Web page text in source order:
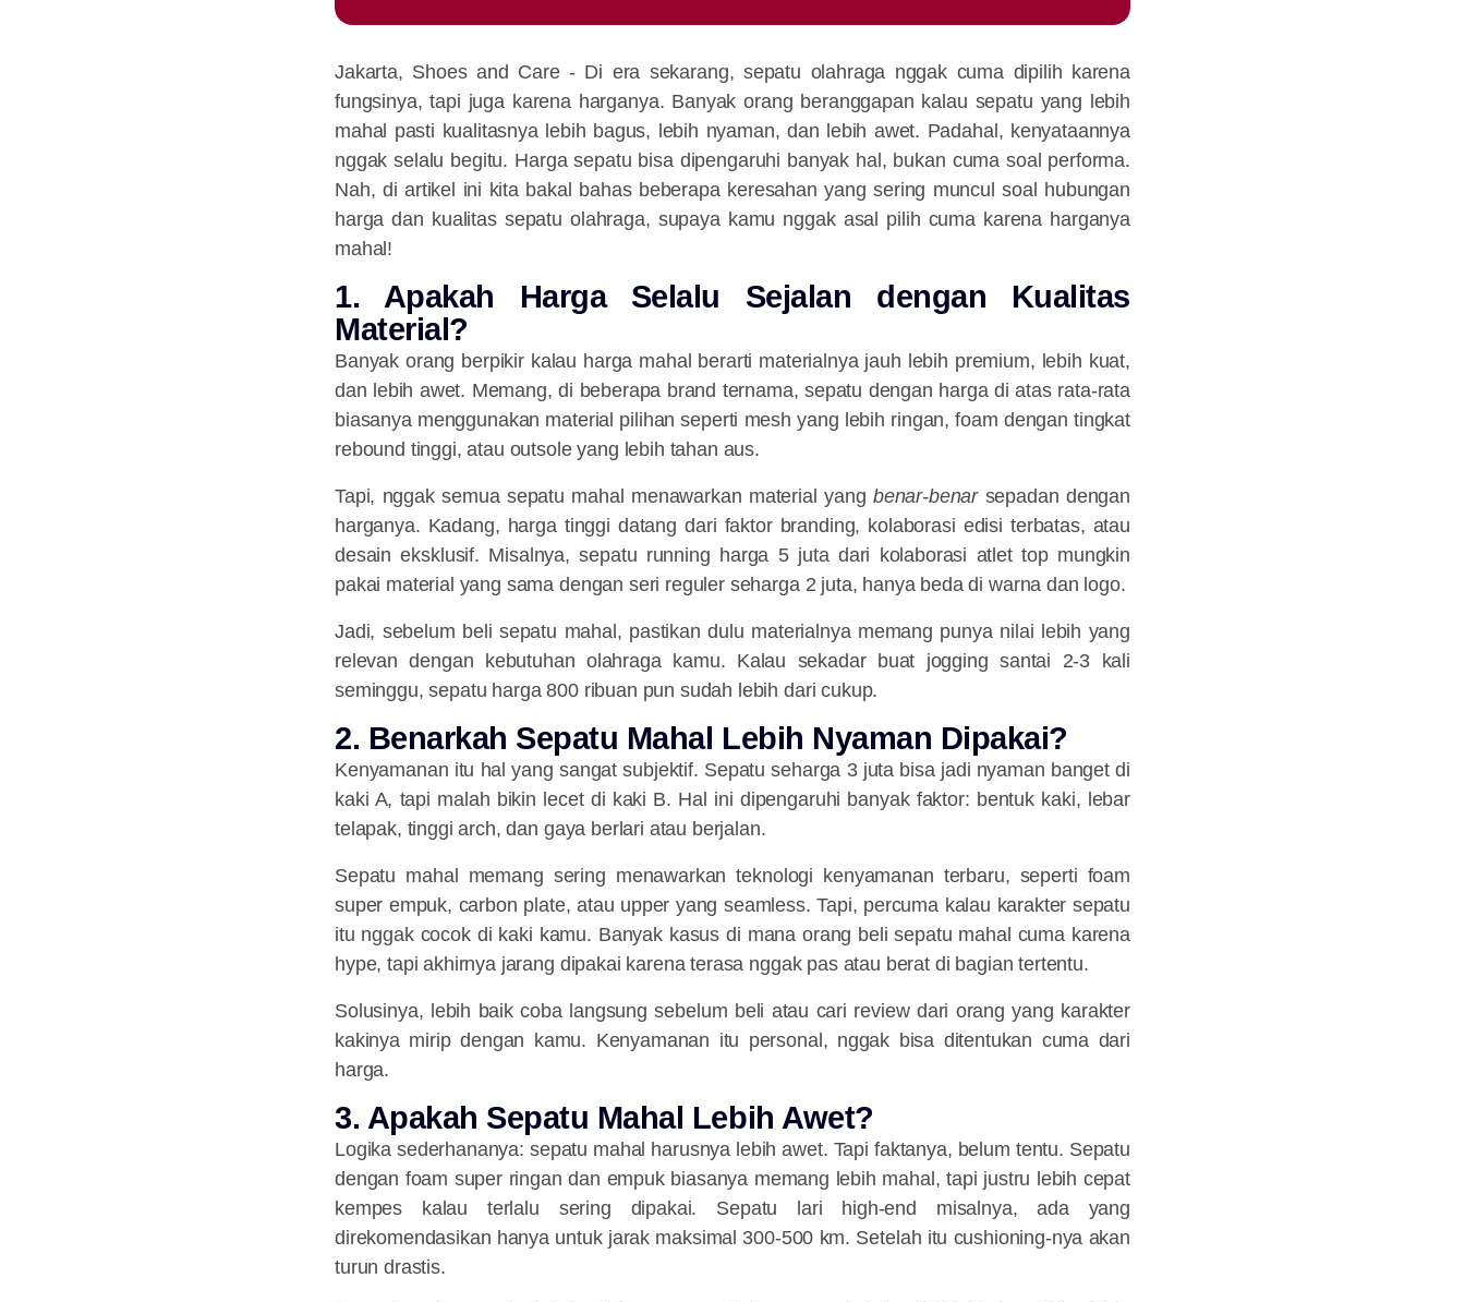
Jakarta, Shoes and Care - Di era sekarang, sepatu olahraga nggak cuma dipilih karena
fungsinya, tapi juga karena harganya. Banyak orang beranggapan kalau sepatu yang lebih
mahal pasti kualitasnya lebih bagus, lebih nyaman, dan lebih awet. Padahal, kenyataannya
nggak selalu begitu. Harga sepatu bisa dipengaruhi banyak hal, bukan cuma soal performa.
Nah, di artikel ini kita bakal bahas beberapa keresahan yang sering muncul soal hubungan
harga dan kualitas sepatu olahraga, supaya kamu nggak asal pilih cuma karena harganya
mahal!
1. Apakah Harga Selalu Sejalan dengan Kualitas
Material?
Banyak orang berpikir kalau harga mahal berarti materialnya jauh lebih premium, lebih kuat,
dan lebih awet. Memang, di beberapa brand ternama, sepatu dengan harga di atas rata-rata
biasanya menggunakan material pilihan seperti mesh yang lebih ringan, foam dengan tingkat
rebound tinggi, atau outsole yang lebih tahan aus.
Tapi, nggak semua sepatu mahal menawarkan material yang benar-benarsepadan dengan
harganya. Kadang, harga tinggi datang dari faktor branding, kolaborasi edisi terbatas, atau
desain eksklusif. Misalnya, sepatu running harga 5 juta dari kolaborasi atlet top mungkin
pakai material yang sama dengan seri reguler seharga 2 juta, hanya beda di warna dan logo.
Jadi, sebelum beli sepatu mahal, pastikan dulu materialnya memang punya nilai lebih yang
relevan dengan kebutuhan olahraga kamu. Kalau sekadar buat jogging santai 2-3 kali
seminggu, sepatu harga 800 ribuan pun sudah lebih dari cukup.
2. Benarkah Sepatu Mahal Lebih Nyaman Dipakai?
Kenyamanan itu hal yang sangat subjektif. Sepatu seharga 3 juta bisa jadi nyaman banget di
kaki A, tapi malah bikin lecet di kaki B. Hal ini dipengaruhi banyak faktor: bentuk kaki, lebar
telapak, tinggi arch, dan gaya berlari atau berjalan.
Sepatu mahal memang sering menawarkan teknologi kenyamanan terbaru, seperti foam
super empuk, carbon plate, atau upper yang seamless. Tapi, percuma kalau karakter sepatu
itu nggak cocok di kaki kamu. Banyak kasus di mana orang beli sepatu mahal cuma karena
hype, tapi akhirnya jarang dipakai karena terasa nggak pas atau berat di bagian tertentu.
Solusinya, lebih baik coba langsung sebelum beli atau cari review dari orang yang karakter
kakinya mirip dengan kamu. Kenyamanan itu personal, nggak bisa ditentukan cuma dari
harga.
3. Apakah Sepatu Mahal Lebih Awet?
Logika sederhananya: sepatu mahal harusnya lebih awet. Tapi faktanya, belum tentu. Sepatu
dengan foam super ringan dan empuk biasanya memang lebih mahal, tapi justru lebih cepat
kempes kalau terlalu sering dipakai. Sepatu lari high-end misalnya, ada yang
direkomendasikan hanya untuk jarak maksimal 300-500 km. Setelah itu cushioning-nya akan
turun drastis.